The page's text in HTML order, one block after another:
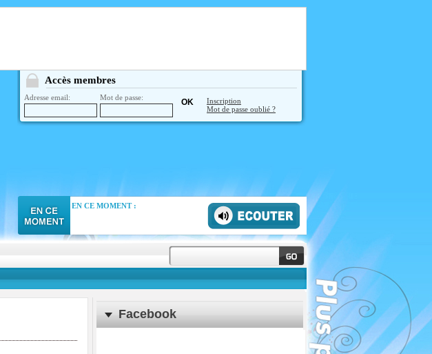
Facebook
EN CE MOMENT :
Accès membres
Adresse email: Mot de passe:
Inscription
Mot de passe oublié ?